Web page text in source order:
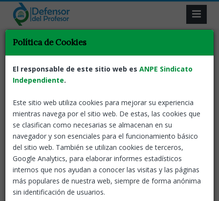
El informe del servicio
del defensor del profesor
el número de casos de acoso y
violencia
17 Nov, 2021 ANPE-Nacional
40.445 docentes han sido atendidos desde la
creación del servicio de El Defensor del Profesor.
El número de profesores que pidieron ayuda al
Política de Cookies
El responsable de este sitio web es ANPE Sindicato
Independiente.
Este sitio web utiliza cookies para mejorar su experiencia
mientras navega por el sitio web. De estas, las cookies que
se clasifican como necesarias se almacenan en su
navegador y son esenciales para el funcionamiento básico
del sitio web. También se utilizan cookies de terceros,
Google Analytics, para elaborar informes estadísticos
internos que nos ayudan a conocer las visitas y las páginas
más populares de nuestra web, siempre de forma anónima
sin identificación de usuarios.